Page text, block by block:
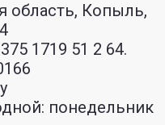
область, Копыль,
1719 51 2 64.
понедельник